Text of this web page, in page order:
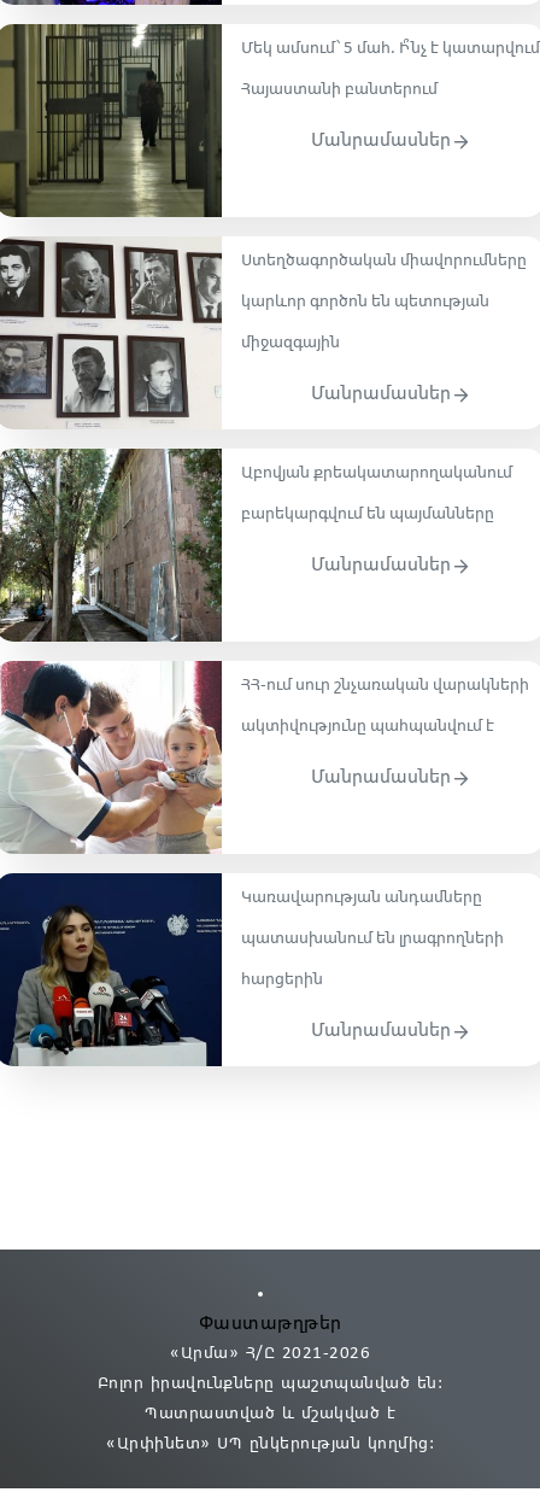
Մեկ ամսում՝ 5 մահ․ Ի՞նչ է կատարվում
Հայաստանի բանտերում
Մանրամասներ
Ստեղծագործական միավորումները
կարևոր գործոն են պետության
միջազգային
Մանրամասներ
Աբովյան քրեակատարողականում
բարեկարգվում են պայմանները
Մանրամասներ
ՀՀ-ում սուր շնչառական վարակների
ակտիվությունը պահպանվում է
Մանրամասներ
Կառավարության անդամները
պատասխանում են լրագրողների
հարցերին
Մանրամասներ
Փաստաթղթեր
«Արմա» Հ/Ը 2021-2026
Բոլոր իրավունքները պաշտպանված են:
Պատրաստված և մշակված է
«Արփինետ» ՍՊ ընկերության կողմից։